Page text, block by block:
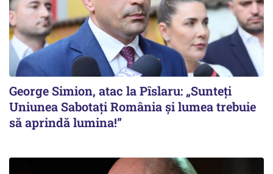
George Simion, atac la Pîslaru: „Sunteți
Uniunea Sabotați România și lumea trebuie
să aprindă lumina!”